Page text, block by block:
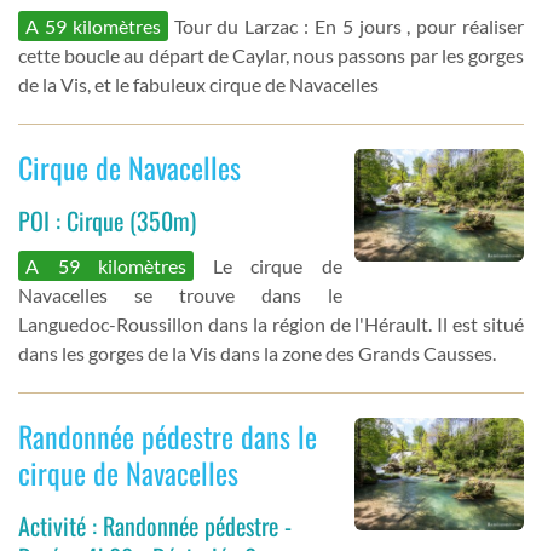
A 59 kilomètres Tour du Larzac : En 5 jours , pour réaliser
cette boucle au départ de Caylar, nous passons par les gorges
de la Vis, et le fabuleux cirque de Navacelles
Cirque de Navacelles
POI : Cirque (350m)
A 59 kilomètres
Le cirque de
Navacelles se trouve dans le
Languedoc-Roussillon dans la région de l'Hérault. Il est situé
dans les gorges de la Vis dans la zone des Grands Causses.
Randonnée pédestre dans le
cirque de Navacelles
Activité : Randonnée pédestre -